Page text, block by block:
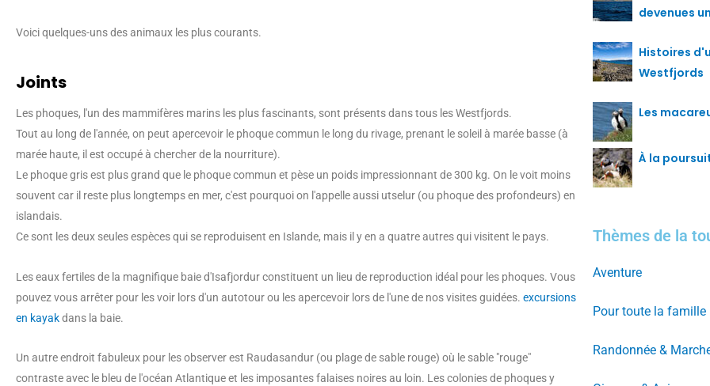
Voici quelques-uns des animaux les plus courants.
Joints
Les phoques, l'un des mammifères marins les plus fascinants, sont présents dans tous les Westfjords.
Tout au long de l'année, on peut apercevoir le phoque commun le long du rivage, prenant le soleil à marée basse (à
marée haute, il est occupé à chercher de la nourriture).
Le phoque gris est plus grand que le phoque commun et pèse un poids impressionnant de 300 kg. On le voit moins
souvent car il reste plus longtemps en mer, c'est pourquoi on l'appelle aussi utselur (ou phoque des profondeurs) en
islandais.
Ce sont les deux seules espèces qui se reproduisent en Islande, mais il y en a quatre autres qui visitent le pays.
Les eaux fertiles de la magnifique baie d'Isafjordur constituent un lieu de reproduction idéal pour les phoques. Vous
pouvez vous arrêter pour les voir lors d'un autotour ou les apercevoir lors de l'une de nos visites guidées. excursions
en kayakdans la baie.
Un autre endroit fabuleux pour les observer est Raudasandur (ou plage de sable rouge) où le sable "rouge"
contraste avec le bleu de l'océan Atlantique et les imposantes falaises noires au loin. Les colonies de phoques y
devenues
Histoires
Westfjords
Les
À la
Thèmes de la
Aventure
Pour toute la famille
Randonnée &